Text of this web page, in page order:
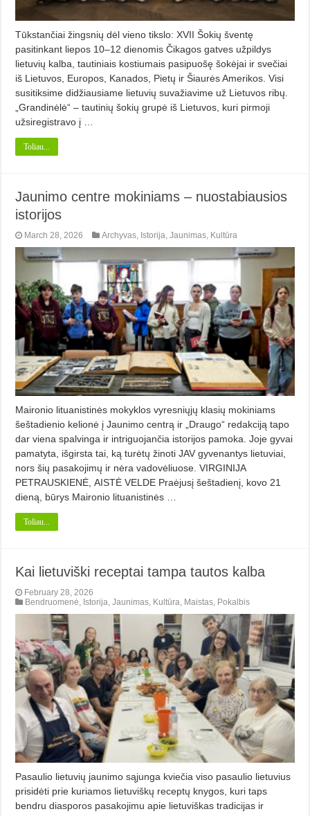
Tūkstančiai žingsnių dėl vieno tikslo: XVII Šokių šventę
pasitinkant liepos 10–12 dienomis Čikagos gatves užpildys
lietuvių kalba, tautiniais kostiumais pasipuošę šokėjai ir svečiai
iš Lietuvos, Europos, Kanados, Pietų ir Šiaurės Amerikos. Visi
susitiksime didžiausiame lietuvių suvažiavime už Lietuvos ribų.
„Grandinėlė“ – tautinių šokių grupė iš Lietuvos, kuri pirmoji
užsiregistravo į …
Toliau...
Jaunimo centre mokiniams – nuostabiausios
istorijos
March 28, 2026 Archyvas, Istorija,Jaunimas, Kultūra
Maironio lituanistinės mokyklos vyresniųjų klasių mokiniams
šeštadienio kelionė į Jaunimo centrą ir „Draugo“ redakciją tapo
dar viena spalvinga ir intriguojančia istorijos pamoka. Joje gyvai
pamatyta, išgirsta tai, ką turėtų žinoti JAV gyvenantys lietuviai,
nors šių pasakojimų ir nėra vadovėliuose. VIRGINIJA
PETRAUSKIENĖ, AISTĖ VELDE Praėjusį šeštadienį, kovo 21
dieną, būrys Maironio lituanistinės …
Toliau...
Kai lietuviški receptai tampa tautos kalba
February 28, 2026
Bendruomenė, Istorija,Jaunimas, Kultūra, Maistas, Pokalbis
Pasaulio lietuvių jaunimo sąjunga kviečia viso pasaulio lietuvius
prisidėti prie kuriamos lietuviškų receptų knygos, kuri taps
bendru diasporos pasakojimu apie lietuviškas tradicijas ir